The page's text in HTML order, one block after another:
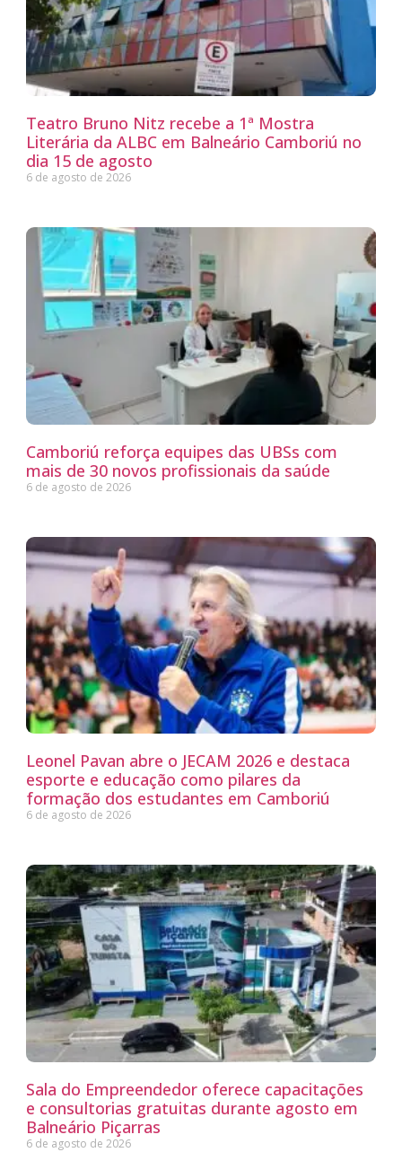
Teatro Bruno Nitz recebe a 1ª Mostra
Literária da ALBC em Balneário Camboriú no
dia 15 de agosto
6 de agosto de 2026
Camboriú reforça equipes das UBSs com
mais de 30 novos profissionais da saúde
6 de agosto de 2026
Leonel Pavan abre o JECAM 2026 e destaca
esporte e educação como pilares da
formação dos estudantes em Camboriú
6 de agosto de 2026
Sala do Empreendedor oferece capacitações
e consultorias gratuitas durante agosto em
Balneário Piçarras
6 de agosto de 2026